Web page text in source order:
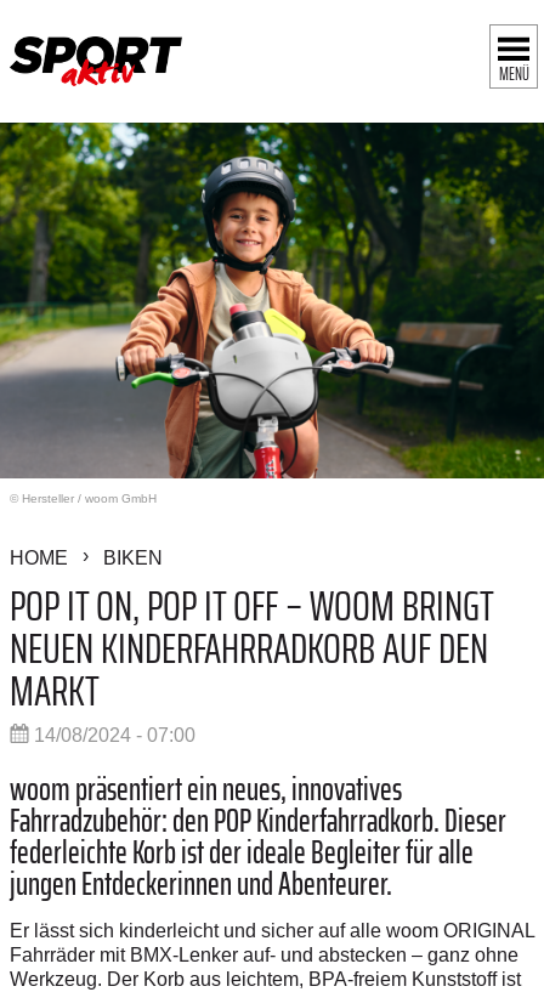
MENÜ
© Hersteller / woom GmbH
HOME BIKEN
POP IT ON, POP IT OFF – WOOM BRINGT
NEUEN KINDERFAHRRADKORB AUF DEN
MARKT
14/08/2024 - 07:00
woom präsentiert ein neues, innovatives
Fahrradzubehör: den POP Kinderfahrradkorb. Dieser
federleichte Korb ist der ideale Begleiter für alle
jungen Entdeckerinnen und Abenteurer.
Er lässt sich kinderleicht und sicher auf alle woom ORIGINAL
Fahrräder mit BMX-Lenker auf- und abstecken – ganz ohne
Werkzeug. Der Korb aus leichtem, BPA-freiem Kunststoff ist